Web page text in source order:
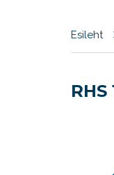
Esileht
RHS